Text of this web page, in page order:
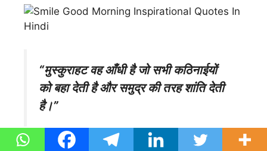
“मुस्कुराहट वह आँधी है जो सभी कठिनाईयों
को बहा देती है और समुद्र की तरह शांति देती
है।”